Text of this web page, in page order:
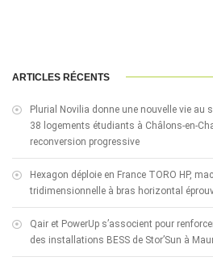
ARTICLES RÉCENTS
Plurial Novilia donne une nouvelle vie au
38 logements étudiants à Châlons-en-
reconversion progressive
Hexagon déploie en France TORO HP,
tridimensionnelle à bras horizontal
Qair et PowerUp s’associent pour
des installations BESS de Stor’Sun à